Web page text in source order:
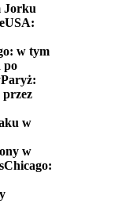
Jorku
USA:
w tym
po
Paryż:
w
w
Chicago: